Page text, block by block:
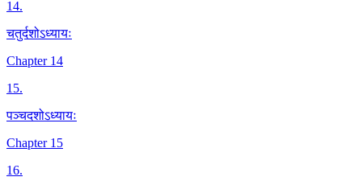
14.
चतुर्दशोऽध्यायः
Chapter 14
15.
पञ्चदशोऽध्यायः
Chapter 15
16.